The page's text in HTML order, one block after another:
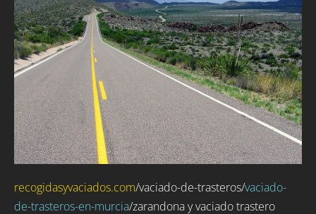
recogidasyvaciados.com/vaciado-de-trasteros/vaciado-
de-trasteros-en-murcia/zarandona y vaciado trastero